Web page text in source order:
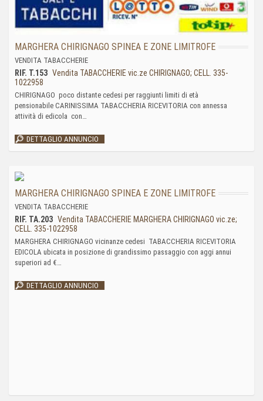
MARGHERA CHIRIGNAGO SPINEA E ZONE LIMITROFE
VENDITA TABACCHERIE
RIF. T.153 Vendita TABACCHERIE vic.ze CHIRIGNAGO; CELL. 335-
1022958
CHIRIGNAGO poco distante cedesi per raggiunti limiti di età
pensionabile CARINISSIMA TABACCHERIA RICEVITORIA con annessa
attività di edicola con…
DETTAGLIO ANNUNCIO
MARGHERA CHIRIGNAGO SPINEA E ZONE LIMITROFE
VENDITA TABACCHERIE
RIF. TA.203 Vendita TABACCHERIE MARGHERA CHIRIGNAGO vic.ze;
CELL. 335-1022958
MARGHERA CHIRIGNAGO vicinanze cedesi TABACCHERIA RICEVITORIA
EDICOLA ubicata in posizione di grandissimo passaggio con aggi annui
superiori ad €…
DETTAGLIO ANNUNCIO